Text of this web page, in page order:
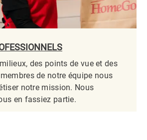
des points de vue et des
de notre équipe nous
notre mission. Nous
en fassiez partie.​​​​​​​